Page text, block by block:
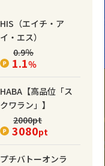
HIS（エイチ・ア
イ・エス）
0.9％
1.1％
HABA【高品位「ス
クワラン」】
2000pt
3080pt
プチバトーオンラ